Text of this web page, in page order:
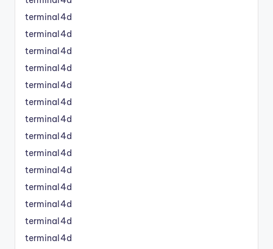
terminal4d
terminal4d
terminal4d
terminal4d
terminal4d
terminal4d
terminal4d
terminal4d
terminal4d
terminal4d
terminal4d
terminal4d
terminal4d
terminal4d